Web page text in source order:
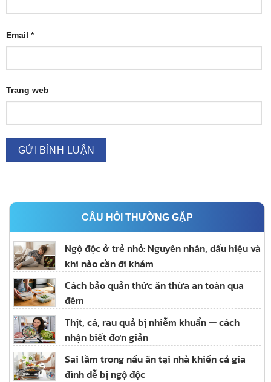
Email *
Trang web
CÂU HỎI THƯỜNG GẶP
Ngộ độc ở trẻ nhỏ: Nguyên nhân, dấu hiệu và
khi nào cần đi khám
Cách bảo quản thức ăn thừa an toàn qua
đêm
Thịt, cá, rau quả bị nhiễm khuẩn — cách
nhận biết đơn giản
Sai lầm trong nấu ăn tại nhà khiến cả gia
đình dễ bị ngộ độc